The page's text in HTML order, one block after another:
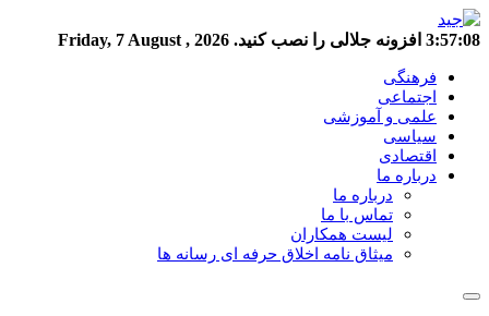
3:57:09 افزونه جلالی را نصب کنید. Friday, 7 August , 2026
فرهنگی
اجتماعی
علمی و آموزشی
سیاسی
اقتصادی
درباره ما
درباره ما
تماس با ما
لیست همکاران
میثاق نامه اخلاق حرفه ای رسانه ها